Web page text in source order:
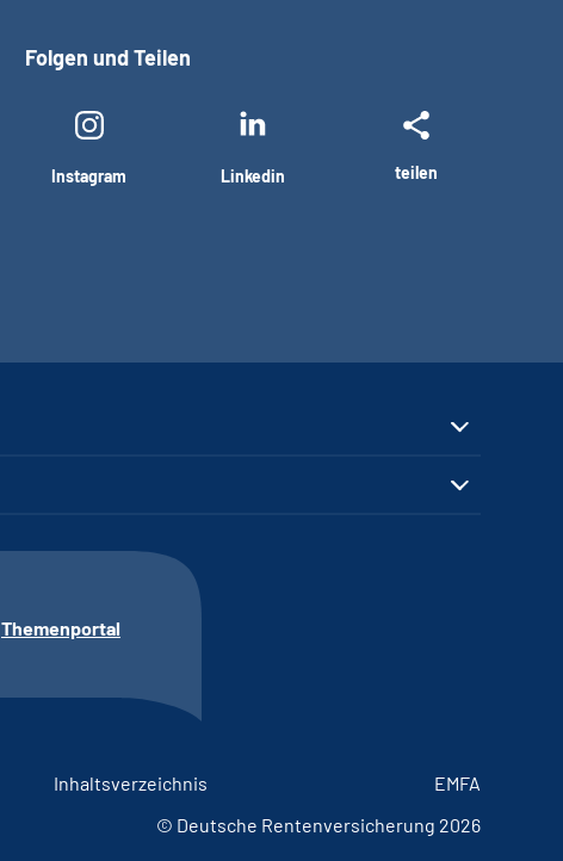
Folgen und Teilen
Instagram Linkedin teilen
Themenportal
Inhaltsverzeichnis
EMFA
© Deutsche Rentenversicherung 2026